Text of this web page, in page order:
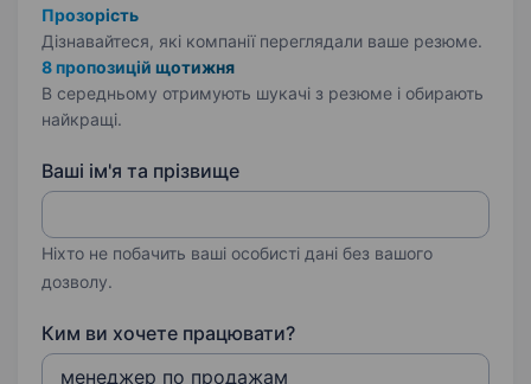
Прозорість
Дізнавайтеся, які компанії переглядали ваше резюме.
8 пропозицій щотижня
В середньому отримують шукачі з резюме і обирають
найкращі.
Ваші ім'я та прізвище
Ніхто не побачить ваші особисті дані без вашого
дозволу.
Ким ви хочете працювати?